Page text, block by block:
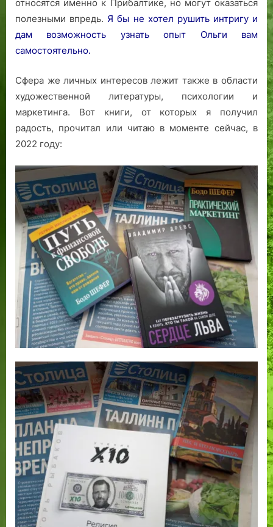
относятся именно к Прибалтике, но могут оказаться
полезными впредь. Я бы не хотел рушить интригу и
дам возможность узнать опыт Ольги вам
самостоятельно.
Сфера же личных интересов лежит также в области
художественной литературы, психологии и
маркетинга. Вот книги, от которых я получил
радость, прочитал или читаю в моменте сейчас, в
2022 году: